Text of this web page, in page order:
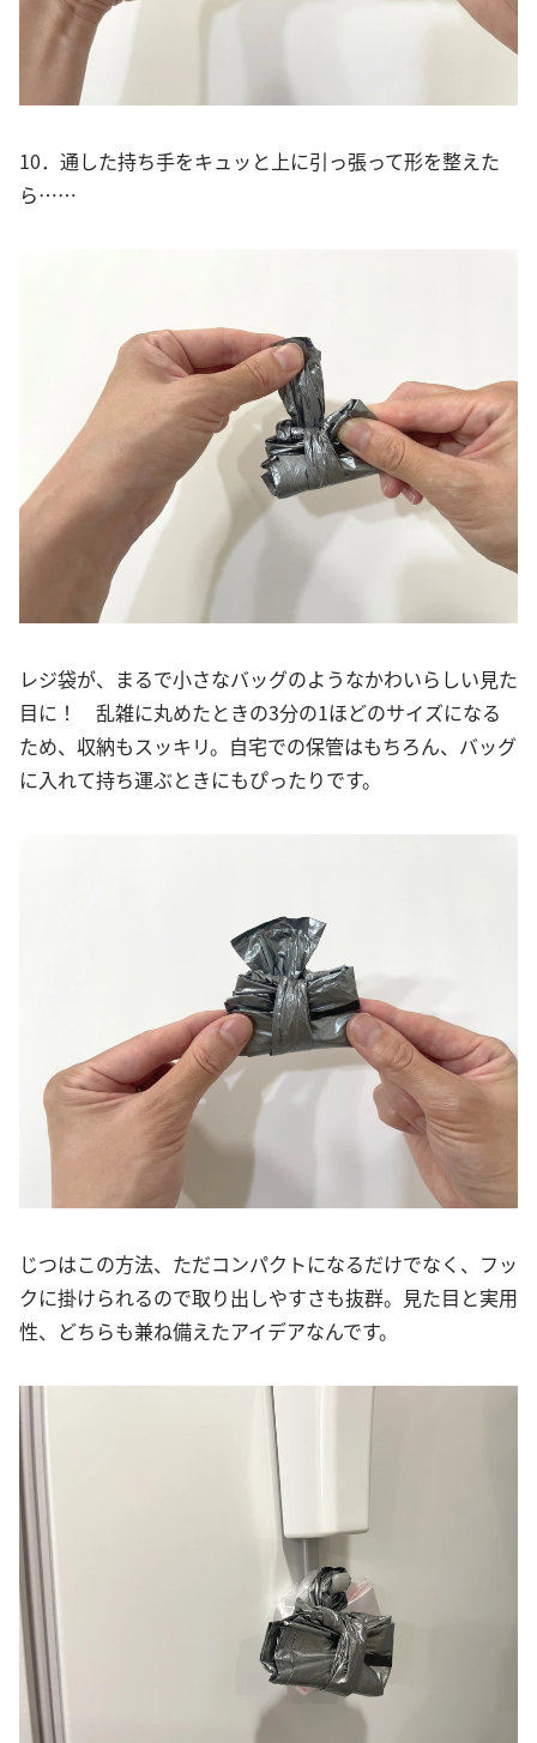
10．通した持ち手をキュッと上に引っ張って形を整えた
ら……
レジ袋が、まるで小さなバッグのようなかわいらしい見た
目に！ 乱雑に丸めたときの3分の1ほどのサイズになる
ため、収納もスッキリ。自宅での保管はもちろん、バッグ
に入れて持ち運ぶときにもぴったりです。
じつはこの方法、ただコンパクトになるだけでなく、フッ
クに掛けられるので取り出しやすさも抜群。見た目と実用
性、どちらも兼ね備えたアイデアなんです。